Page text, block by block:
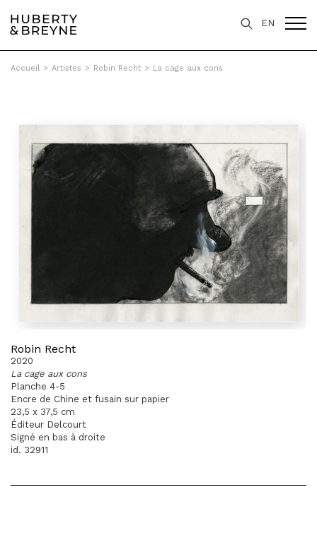
EN
Accueil > Artistes > Robin Recht > La cage aux cons
Robin Recht
2020
La cage aux cons
Planche 4-5
Encre de Chine et fusain sur papier
23,5 x 37,5 cm
Éditeur Delcourt
Signé en bas à droite
id. 32911